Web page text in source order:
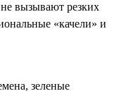
вызывают резких
«качели» и
зеленые